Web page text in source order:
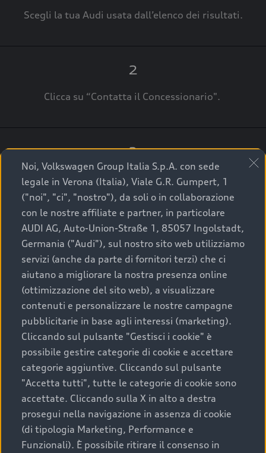
Scegli la tua Audi usata dall’elenco dei risultati.
2
Clicca su “Contatta il Concessionario".
3
A breve verrai ricontattato dal Customer Care
Audi Center o direttamente dal Concessionario
che ti supporterà per finalizzare la tua richiesta.
La qualità di acquistare
un’auto usata Audi
Scegliere un’auto usata è una decisione che coniuga
convenienza, affidabilità e sostenibilità. Per fare un
acquisto sicuro, è essenziale considerare aspetti
determinanti come la garanzia inclusa e l’affidabilità del
marchio. Audi offre l’auto usata perfetta tramite Audi
Prima Scelta :plus
Noi, Volkswagen Group Italia S.p.A. con sede
legale in Verona (Italia), Viale G.R. Gumpert, 1
("noi", "ci", "nostro"), da soli o in collaborazione
con le nostre affiliate e partner, in particolare
AUDI AG, Auto-Union-Straße 1, 85057 Ingolstadt,
Germania ("Audi"), sul nostro sito web utilizziamo
servizi (anche da parte di fornitori terzi) che ci
aiutano a migliorare la nostra presenza online
(ottimizzazione del sito web), a visualizzare
contenuti e personalizzare le nostre campagne
pubblicitarie in base agli interessi (marketing).
Cliccando sul pulsante "Gestisci i cookie" è
possibile gestire categorie di cookie e accettare
categorie aggiuntive. Cliccando sul pulsante
"Accetta tutti", tutte le categorie di cookie sono
accettate. Cliccando sulla X in alto a destra
prosegui nella navigazione in assenza di cookie
(di tipologia Marketing, Performance e
Funzionali). È possibile ritirare il consenso in